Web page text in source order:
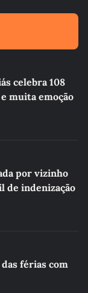
celebra 108
muita emoção
por vizinho
de indenização
férias com